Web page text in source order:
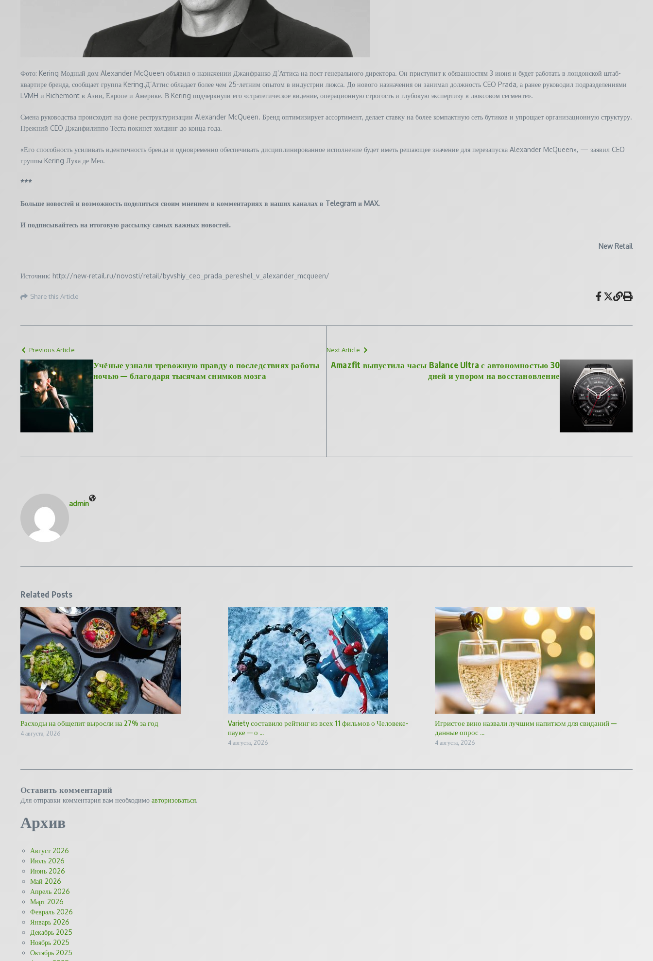
Фото: Kering Модный дом Alexander McQueen объявил о назначении Джанфранко Д’Аттиса на пост генерального директора. Он приступит к обязанностям 3 июня и будет работать в лондонской штаб-
квартире бренда, сообщает группа Kering.Д’Аттис обладает более чем 25-летним опытом в индустрии люкса. До нового назначения он занимал должность CEO Prada, а ранее руководил подразделениями
LVMH и Richemont в Азии, Европе и Америке. В Kering подчеркнули его «стратегическое видение, операционную строгость и глубокую экспертизу в люксовом сегменте».
Смена руководства происходит на фоне реструктуризации Alexander McQueen. Бренд оптимизирует ассортимент, делает ставку на более компактную сеть бутиков и упрощает организационную структуру.
Прежний CEO Джанфилиппо Теста покинет холдинг до конца года.
«Его способность усиливать идентичность бренда и одновременно обеспечивать дисциплинированное исполнение будет иметь решающее значение для перезапуска Alexander McQueen», — заявил CEO
группы Kering Лука де Мео.
***
Больше новостей и возможность поделиться своим мнением в комментариях в наших каналах в Telegram и MAX.
И подписывайтесь на итоговую рассылку самых важных новостей.
New Retail
Источник: http://new-retail.ru/novosti/retail/byvshiy_ceo_prada_pereshel_v_alexander_mcqueen/
Share this Article
Previous Article
Учёные узнали тревожную правду о последствиях работы
ночью — благодаря тысячам снимков мозга
Next Article
Amazfit выпустила часы Balance Ultra с автономностью 30
дней и упором на восстановление
admin
Related Posts
Расходы на общепит выросли на 27% за год
4 августа, 2026
Variety составило рейтинг из всех 11 фильмов о Человеке-
пауке — о ...
4 августа, 2026
Игристое вино назвали лучшим напитком для свиданий —
данные опрос ...
4 августа, 2026
Оставить комментарий
Для отправки комментария вам необходимо авторизоваться.
Архив
Август 2026
Июль 2026
Июнь 2026
Май 2026
Апрель 2026
Март 2026
Февраль 2026
Январь 2026
Декабрь 2025
Ноябрь 2025
Октябрь 2025